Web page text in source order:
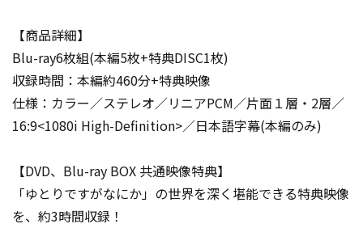
【商品詳細】
Blu-ray6枚組(本編5枚+特典DISC1枚)
収録時間：本編約460分+特典映像
仕様：カラー／ステレオ／リニアPCM／片面１層・2層／
16:9<1080i High-Definition>／日本語字幕(本編のみ)
【DVD、Blu-ray BOX 共通映像特典】
「ゆとりですがなにか」の世界を深く堪能できる特典映像
を、約3時間収録！